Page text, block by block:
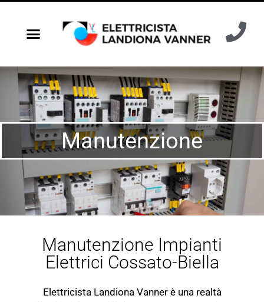
Manutenzione
Manutenzione Impianti
Elettrici Cossato-Biella
Elettricista Landiona Vanner è una realtà